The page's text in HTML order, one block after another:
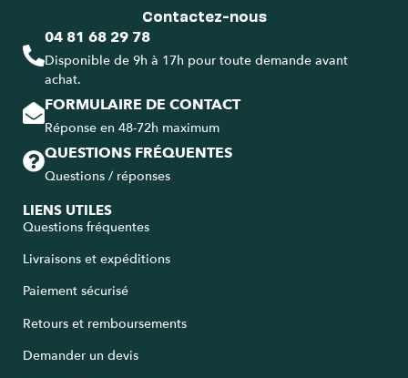
Contactez-nous
04 81 68 29 78
Disponible de 9h à 17h pour toute demande avant
achat.
FORMULAIRE DE CONTACT
Réponse en 48-72h maximum
QUESTIONS FRÉQUENTES
Questions / réponses
LIENS UTILES
Questions fréquentes
Livraisons et expéditions
Paiement sécurisé
Retours et remboursements
Demander un devis